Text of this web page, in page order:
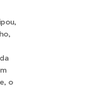
o